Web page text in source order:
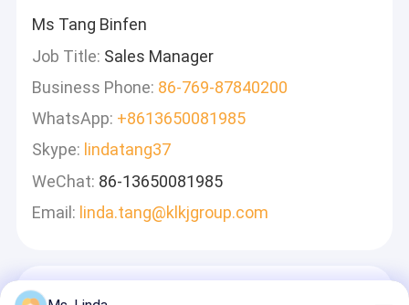
Ms Tang Binfen
Job Title: Sales Manager
Business Phone: 86-769-87840200
WhatsApp: +8613650081985
Skype: lindatang37
WeChat: 86-13650081985
Email: linda.tang@klkjgroup.com